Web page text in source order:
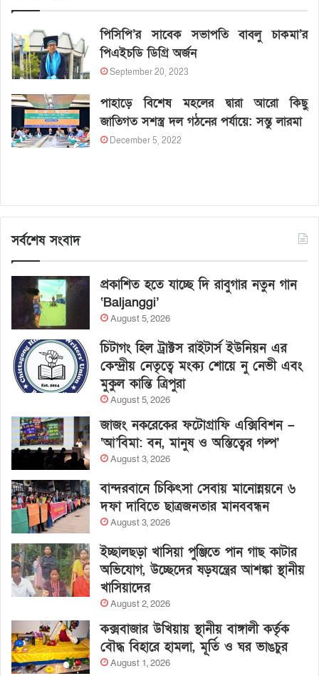
পিসিপি’র সাবেক সভাপতি বাবলু চাকমা’র
পিএইচডি ডিগ্রি অর্জন
September 20, 2023
পাহাড়ে বিশেষ মহলের দ্বারা আরো কিছু
জাতিগত সশস্ত্র দল গঠনের পর্যায়ে: সন্তু লারমা
December 5, 2022
সর্বশেষ সংবাদ
প্রকাশিত হতে যাচ্ছে দি রাবুগার নতুন গান
‘Baljanggi’
August 5, 2026
চিটাগং হিল ট্রাক্টস রাইটার্স ইউনিয়ন এর
কেন্দ্রীয় নেতৃত্বে মংক্য শোয়ে নু নেভী এবং
মুকুল কান্তি ত্রিপুরা
August 5, 2026
জাজং নকরেকের ফটোগ্রাফি এক্সিবিশন –
‘আ’বিমা: বন, মানুষ ও অস্তিত্বের গল্প’
August 3, 2026
বান্দরবানে চিকিৎসা সেবায় মানোন্নয়নে ৬
দফা দাবিতে ছাত্রজনতার মানববন্ধন
August 3, 2026
ইচ্ছালছড়া খাসিয়া পুঞ্জিতে পান গাছ কাটার
অভিযোগ, উচ্ছেদের ষড়যন্ত্রের আশঙ্কা স্থানীয়
খাসিয়াদের
August 2, 2026
কক্সবাজার উখিয়ায় স্থানীয় বাঙ্গালী কর্তৃক
বৌদ্ধ বিহারে হামলা, মূর্তি ও ঘর ভাঙচুর
August 1, 2026